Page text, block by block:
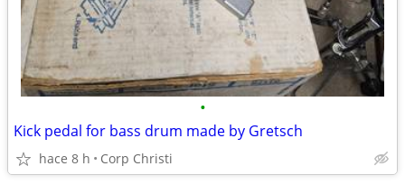
•
Kick pedal for bass drum made by Gretsch
hace 8 h Corp Christi